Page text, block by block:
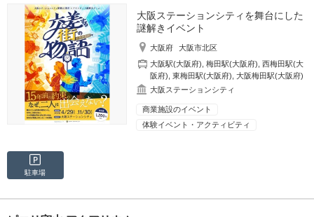
大阪ステーションシティを舞台にした
謎解きイベント
大阪府
大阪市北区
大阪駅(大阪府) ,梅田駅(大阪府) ,西梅田駅(大
阪府) ,東梅田駅(大阪府) ,大阪梅田駅(大阪府)
大阪ステーションシティ
商業施設のイベント
体験イベント・アクティビティ
駐車場